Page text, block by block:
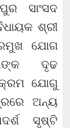
ସାଂସଦ
ଶ୍ରୀ
ଯୋଗ
ଦୃଢ
ଯୋଗୁ
ଅନ୍ୟ
ସୃଷ୍ଟି